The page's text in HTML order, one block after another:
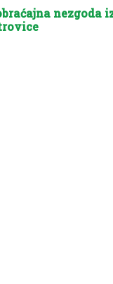
nezgoda